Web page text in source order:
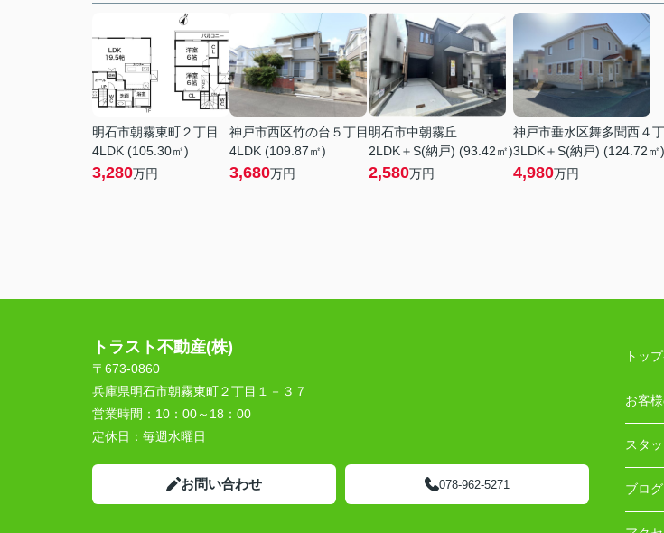
明石市朝霧東町２丁目
4LDK (105.30㎡)
3,280万円
神戸市西区竹の台５丁目
4LDK (109.87㎡)
3,680万円
明石市中朝霧丘
2LDK＋S(納戸) (93.42㎡)
2,580万円
神戸市垂水区舞多聞西４
3LDK＋S(納戸) (124.72㎡)
4,980万円
トラスト不動産(株)
〒673-0860
兵庫県明石市朝霧東町２丁目１－３７
営業時間： 10：00～18：00
定休日： 毎週水曜日
お問い合わせ 078-962-5271
トッ
お客
スタ
ブロ